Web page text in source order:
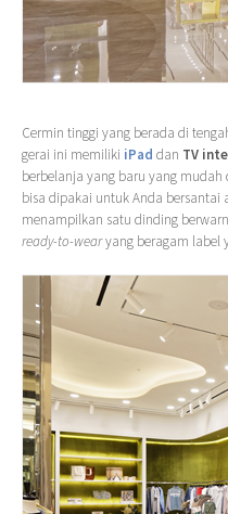
Cermin tinggi yang berada di
gerai ini memiliki iPad dan TV
berbelanja yang baru yang
bisa dipakai untuk Anda bersantai
menampilkan satu dinding
ready-to-wearyang beragam label